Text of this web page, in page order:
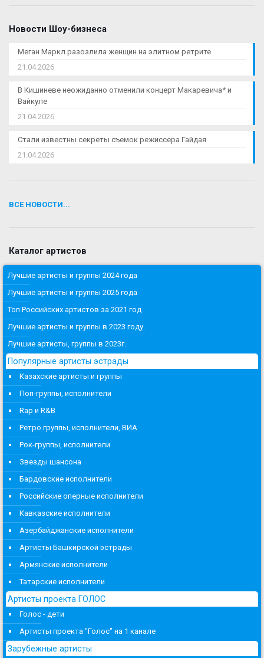
Новости Шоу-бизнеса
Меган Маркл разозлила женщин на элитном ретрите
21.04.2026
В Кишиневе неожиданно отменили концерт Макаревича* и
Вайкуле
21.04.2026
Стали известны секреты съемок режиссера Гайдая
21.04.2026
ВСЕ НОВОСТИ...
Каталог артистов
Лучшие артисты и группы 2024 года
Лучшие артисты и группы 2025 года
Топ Российских артистов за 2021 год
Лучшие артисты и группы в 2023 году.
Лучшие артисты, группы в 2023г.
Популярные артисты эстрады
Казахские артисты и группы
Поп-группы, исполнители
Rap и R&B
Ретро группы, исполнители, ВИА
Рок-группы, исполнители
Звезды шансона
Бардовские исполнители
Российские оперные исполнители
Кавказские исполнители
Азербайджанские исполнители
Артисты Башкирской эстрады
Армянские исполнители
Татарские исполнители
Артисты проекта ГОЛОС
Голос - дети
Артисты проекта "Голос" на 1 канале
Зарубежные артисты